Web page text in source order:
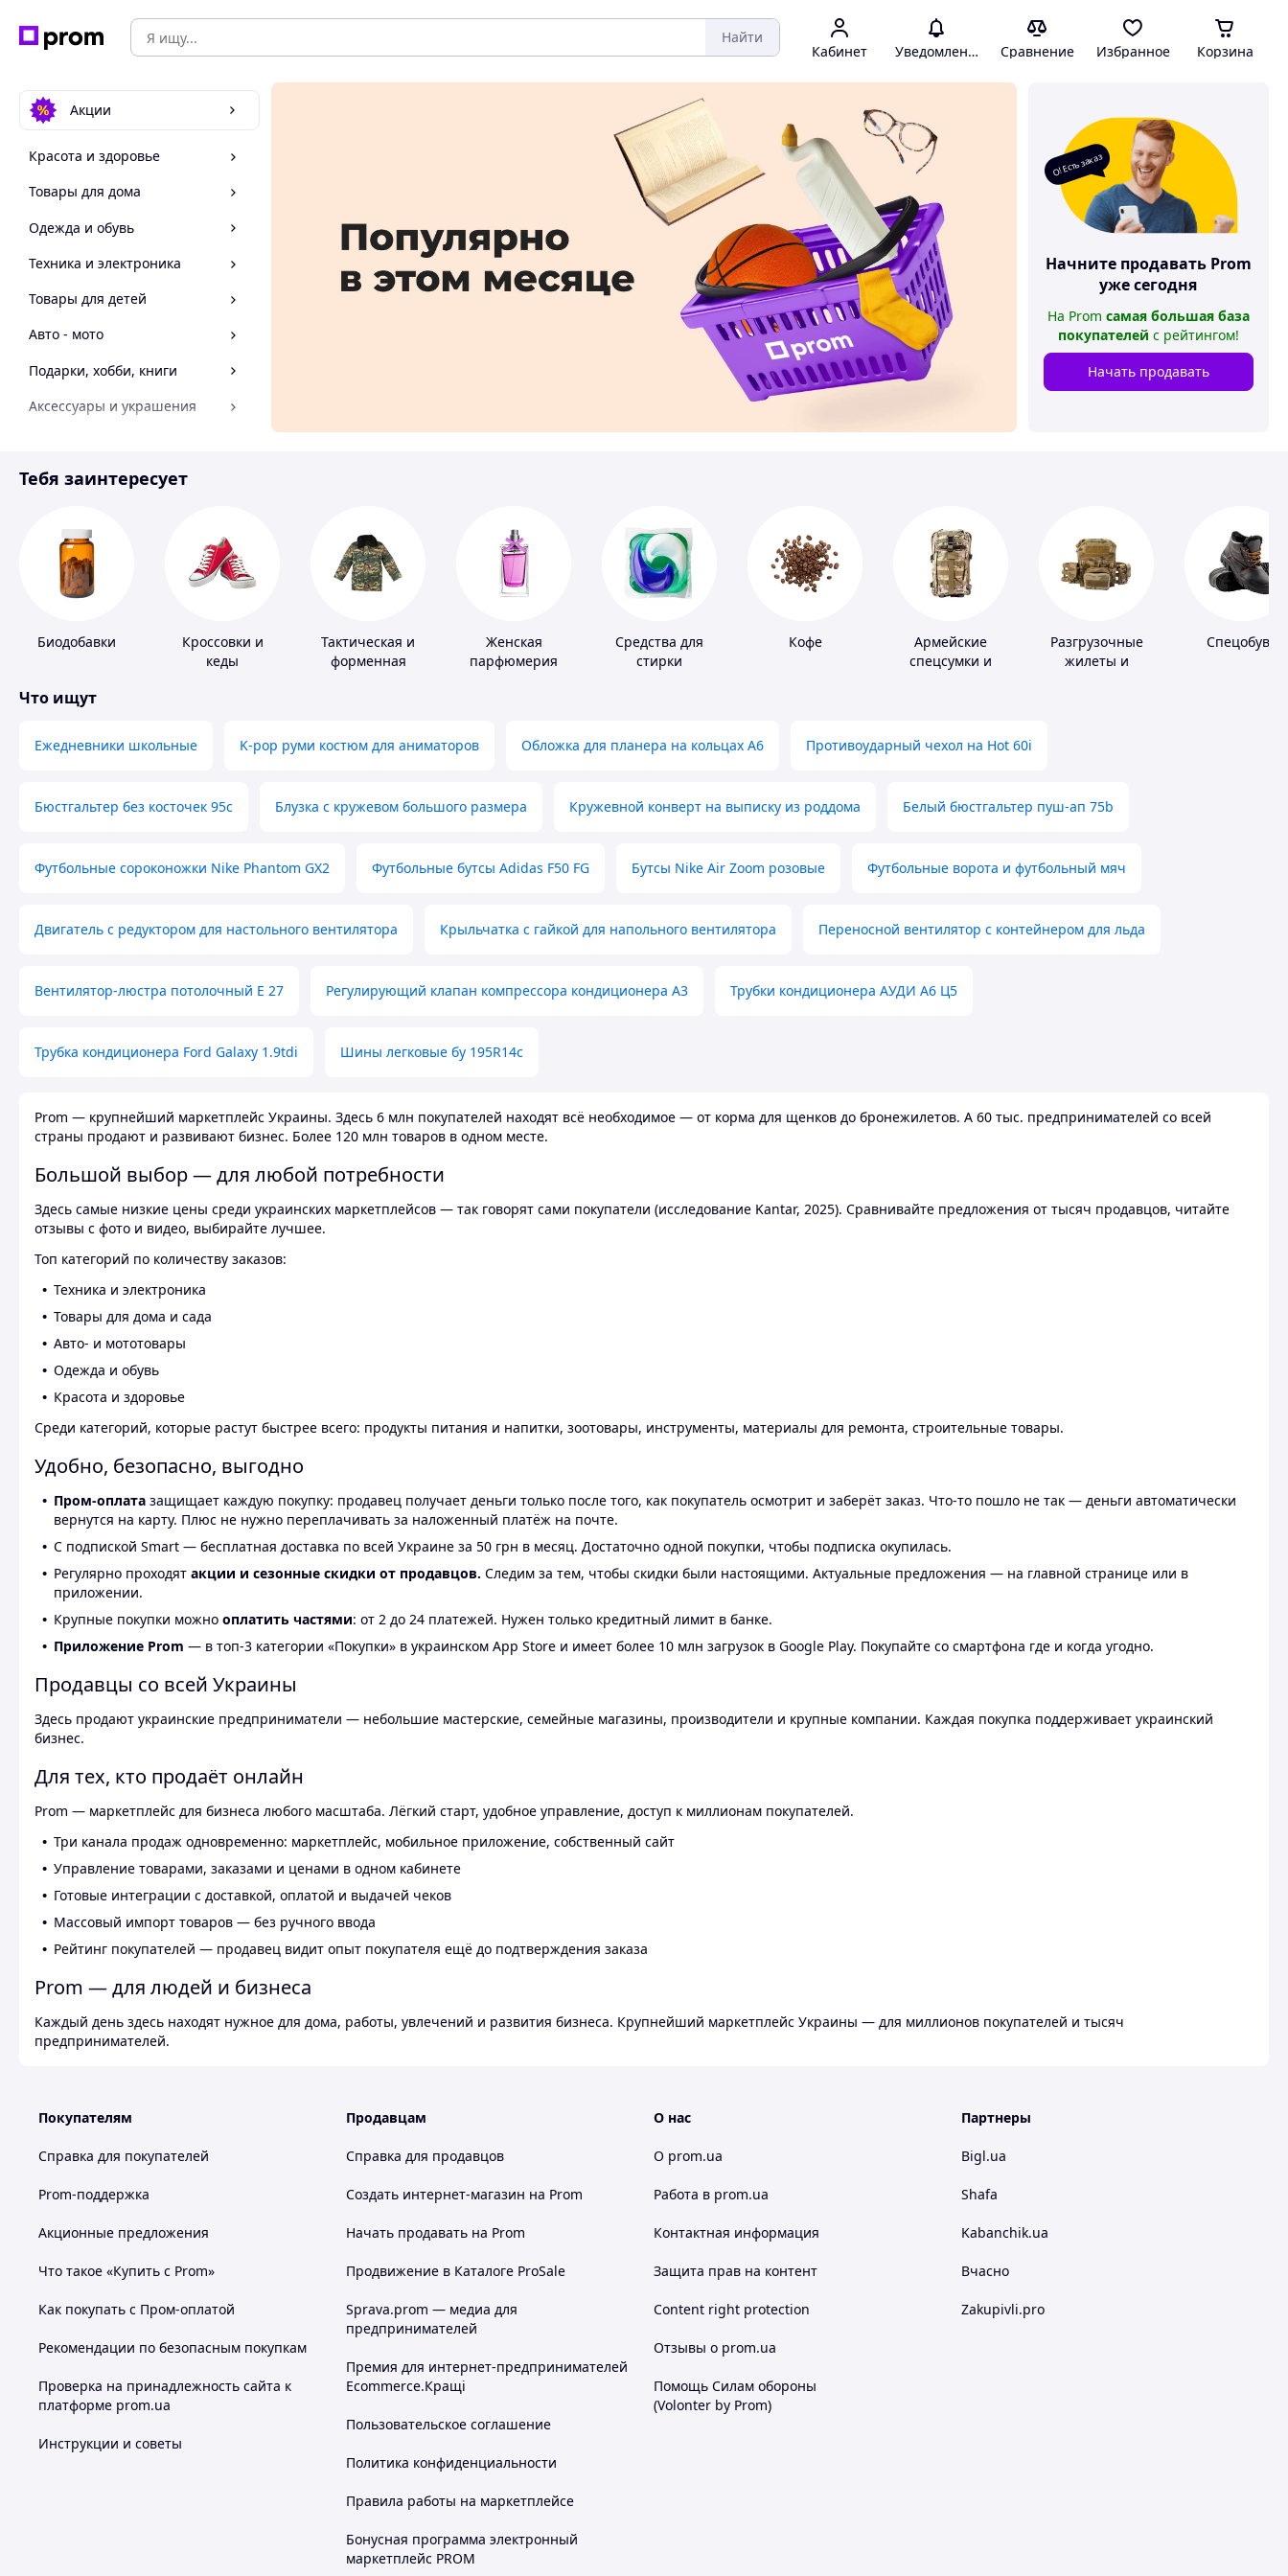
Найти
Кабинет Уведомления Сравнение Избранное Корзина
Акции
Красота и здоровье
Товары для дома
Одежда и обувь
Техника и электроника
Товары для детей
Авто - мото
Подарки, хобби, книги
Аксессуары и украшения
Спорт и отдых
О! Есть заказ
Начните продавать Prom
уже сегодня
На Prom самая большая база
покупателей с рейтингом!
Начать продавать
Тебя заинтересует
Биодобавки
Кроссовки и
кеды
Тактическая и
форменная
Женская
парфюмерия
Средства для
стирки
Кофе
Армейские
спецсумки и
Разгрузочные
жилеты и
Спецобувь
Что ищут
Ежедневники школьные K-pop руми костюм для аниматоров Обложка для планера на кольцах А6 Противоударный чехол на Hot 60i
Бюстгальтер без косточек 95с Блузка с кружевом большого размера Кружевной конверт на выписку из роддома Белый бюстгальтер пуш-ап 75b
Футбольные сороконожки Nike Phantom GX2 Футбольные бутсы Adidas F50 FG Бутсы Nike Air Zoom розовые Футбольные ворота и футбольный мяч
Двигатель с редуктором для настольного вентилятора Крыльчатка с гайкой для напольного вентилятора Переносной вентилятор с контейнером для льда
Вентилятор-люстра потолочный E 27 Регулирующий клапан компрессора кондиционера А3 Трубки кондиционера АУДИ А6 Ц5
Трубка кондиционера Ford Galaxy 1.9tdi Шины легковые бу 195R14c
Prom — крупнейший маркетплейс Украины. Здесь 6 млн покупателей находят всё необходимое — от корма для щенков до бронежилетов. А 60 тыс. предпринимателей со всей
страны продают и развивают бизнес. Более 120 млн товаров в одном месте.
Большой выбор — для любой потребности
Здесь самые низкие цены среди украинских маркетплейсов — так говорят сами покупатели (исследование Kantar, 2025). Сравнивайте предложения от тысяч продавцов, читайте
отзывы с фото и видео, выбирайте лучшее.
Топ категорий по количеству заказов:
Техника и электроника
Товары для дома и сада
Авто- и мототовары
Одежда и обувь
Красота и здоровье
Среди категорий, которые растут быстрее всего: продукты питания и напитки, зоотовары, инструменты, материалы для ремонта, строительные товары.
Удобно, безопасно, выгодно
Пром-оплата защищает каждую покупку: продавец получает деньги только после того, как покупатель осмотрит и заберёт заказ. Что-то пошло не так — деньги автоматически
вернутся на карту. Плюс не нужно переплачивать за наложенный платёж на почте.
С подпиской Smart — бесплатная доставка по всей Украине за 50 грн в месяц. Достаточно одной покупки, чтобы подписка окупилась.
Регулярно проходят акции и сезонные скидки от продавцов. Следим за тем, чтобы скидки были настоящими. Актуальные предложения — на главной странице или в
приложении.
Крупные покупки можно оплатить частями: от 2 до 24 платежей. Нужен только кредитный лимит в банке.
Приложение Prom — в топ-3 категории «Покупки» в украинском App Store и имеет более 10 млн загрузок в Google Play. Покупайте со смартфона где и когда угодно.
Продавцы со всей Украины
Здесь продают украинские предприниматели — небольшие мастерские, семейные магазины, производители и крупные компании. Каждая покупка поддерживает украинский
бизнес.
Для тех, кто продаёт онлайн
Prom — маркетплейс для бизнеса любого масштаба. Лёгкий старт, удобное управление, доступ к миллионам покупателей.
Три канала продаж одновременно: маркетплейс, мобильное приложение, собственный сайт
Управление товарами, заказами и ценами в одном кабинете
Готовые интеграции с доставкой, оплатой и выдачей чеков
Массовый импорт товаров — без ручного ввода
Рейтинг покупателей — продавец видит опыт покупателя ещё до подтверждения заказа
Prom — для людей и бизнеса
Каждый день здесь находят нужное для дома, работы, увлечений и развития бизнеса. Крупнейший маркетплейс Украины — для миллионов покупателей и тысяч
предпринимателей.
Покупателям
Справка для покупателей
Prom-поддержка
Акционные предложения
Что такое «Купить с Prom»
Как покупать с Пром-оплатой
Рекомендации по безопасным покупкам
Проверка на принадлежность сайта к
платформе prom.ua
Инструкции и советы
Продавцам
Справка для продавцов
Создать интернет-магазин на Prom
Начать продавать на Prom
Продвижение в Каталоге ProSale
Sprava.prom — медиа для
предпринимателей
Премия для интернет-предпринимателей
Ecommerce.Кращі
Пользовательское соглашение
Политика конфиденциальности
Правила работы на маркетплейсе
Бонусная программа электронный
маркетплейс PROM
О нас
О prom.ua
Работа в prom.ua
Контактная информация
Защита прав на контент
Content right protection
Отзывы о prom.ua
Помощь Силам обороны
(Volonter by Prom)
Партнеры
Bigl.ua
Shafa
Kabanchik.ua
Вчасно
Zakupivli.pro